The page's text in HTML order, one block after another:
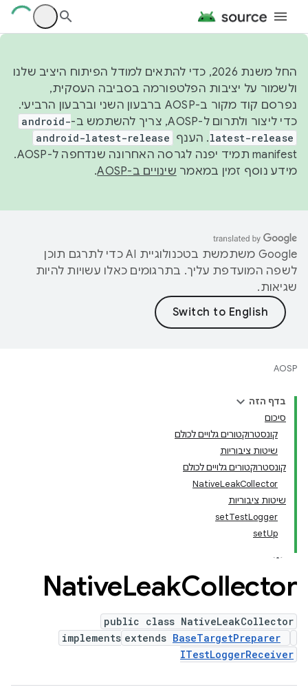
החל משנת 2026, כדי להתאים למודל הפיתוח היציב שלנו
ולשמור על יציבות הפלטפורמה בסביבה העסקית,
נפרסם קוד מקור ב-AOSP ברבעון השני וברבעון הרביעי.
כדי ליצור ולתרום ל-AOSP, צריך להשתמש ב-
android-
latest-release. הענף android-latest-release
manifest תמיד יפנה לגרסה האחרונה שנדחפה ל-AOSP.
מידע נוסף זמין במאמר שינויים ב-AOSP .
‫Google משתמשת בטכנולוגיית AI כדי לתרגם תוכן
לשפה המועדפת עליך. בתרגומים כאלו עשויות להיות
שגיאות.
AOSP
בדף הזה
סיכום
קונסטרוקטורים גלויים לכולם
שיטות ציבוריות
קונסטרוקטורים גלויים לכולם
NativeLeakCollector
שיטות ציבוריות
setTestLogger
setUp
NativeLeakCollector
public class NativeLeakCollector
extends BaseTargetPreparer
implements
ITestLoggerReceiver